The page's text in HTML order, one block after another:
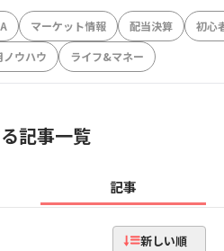
マーケット情報 配当決算
初心
ウハウ ライフ&マネー
記事一覧
記事
新しい順